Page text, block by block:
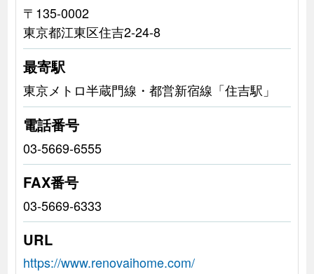
〒135-0002
東京都江東区住吉2-24-8
最寄駅
東京メトロ半蔵門線・都営新宿線「住吉駅」
電話番号
03-5669-6555
FAX番号
03-5669-6333
URL
https://www.renovaihome.com/